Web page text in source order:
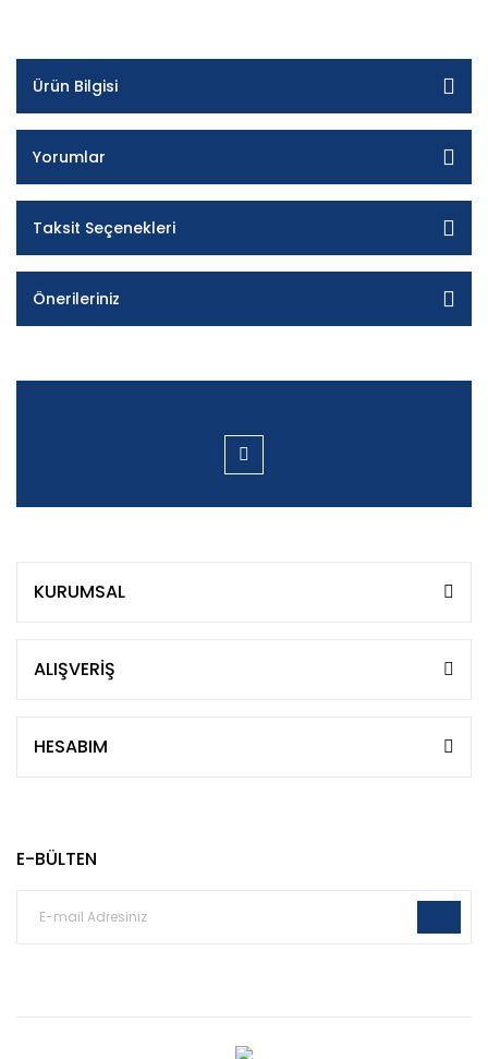
Ürün Bilgisi
Yorumlar
Taksit Seçenekleri
Önerileriniz
KURUMSAL
ALIŞVERİŞ
HESABIM
E-BÜLTEN